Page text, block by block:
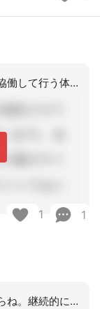
地域で必要なニーズを発掘し、継続的に協働して行う体制を築く事だと講師からは話があ
1 1
地域では共通の課題などもありますからね。継続的に共同して行う体制を築けるようにな